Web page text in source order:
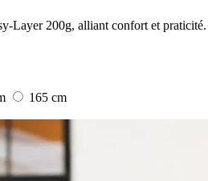
Layer 200g, alliant confort et praticité.
165 cm